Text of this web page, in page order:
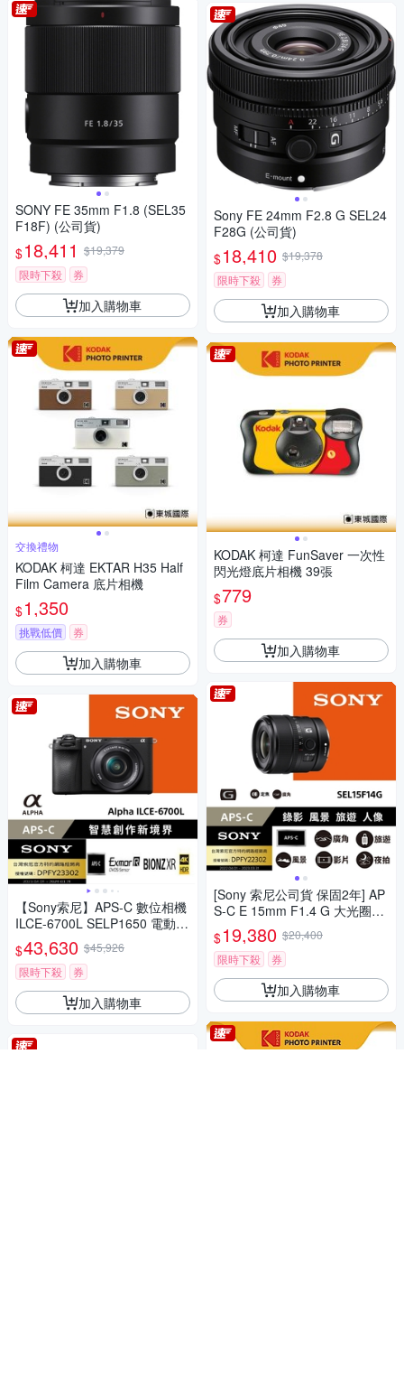
SONY FE 35mm F1.8 (SEL35
F18F) (公司貨)
$18,411 $19,379
限時下殺
券
加入購物車
交換禮物
KODAK 柯達 EKTAR H35 Half
Film Camera 底片相機
$1,350
挑戰低價 券
加入購物車
【Sony索尼】APS-C 數位相機
ILCE-6700L SELP1650 電動變
焦鏡組(公司貨 保固18+6個月)
$43,630 $45,926
限時下殺
券
加入購物車
Sony FE 24mm F2.8 G SEL24
F28G (公司貨)
$18,410 $19,378
限時下殺
券
加入購物車
KODAK 柯達 FunSaver 一次性
閃光燈底片相機 39張
$779
券
加入購物車
[Sony 索尼公司貨 保固2年] AP
S-C E 15mm F1.4 G 大光圈廣
角定焦鏡 SEL15F14G
$19,380 $20,400
限時下殺
券
加入購物車